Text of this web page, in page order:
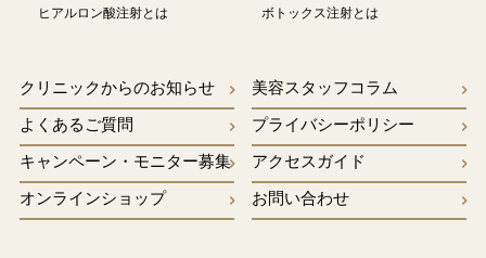
ヒアルロン酸注射とは ボトックス注射とは
クリニックからのお知らせ
美容スタッフコラム
よくあるご質問
プライバシーポリシー
キャンペーン・モニター募集
アクセスガイド
オンラインショップ
お問い合わせ